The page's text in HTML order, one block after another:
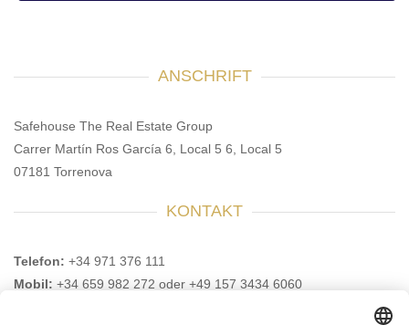
ANSCHRIFT
Safehouse The Real Estate Group
Carrer Martín Ros García 6, Local 5 6, Local 5
07181 Torrenova
KONTAKT
Telefon: +34 971 376 111
Mobil: +34 659 982 272 oder +49 157 3434 6060